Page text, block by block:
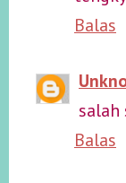
Balas
Balas